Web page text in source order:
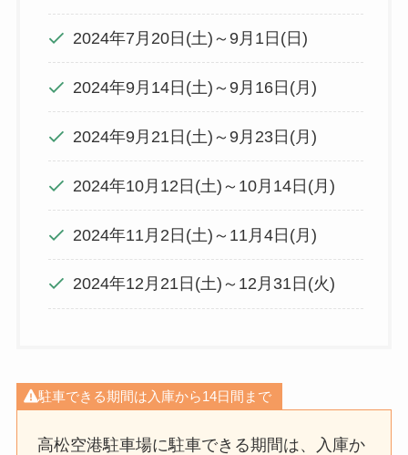
2024年7月20日(土)～9月1日(日)
2024年9月14日(土)～9月16日(月)
2024年9月21日(土)～9月23日(月)
2024年10月12日(土)～10月14日(月)
2024年11月2日(土)～11月4日(月)
2024年12月21日(土)～12月31日(火)
駐車できる期間は入庫から14日間まで
高松空港駐車場に駐車できる期間は、入庫か